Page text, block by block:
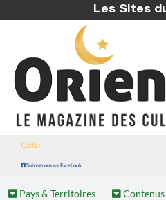
Les Sites
Qatar
Suivez nous sur Facebook
Pays & Territoires Contenus